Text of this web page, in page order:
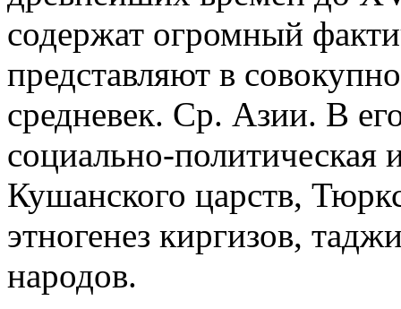
содержат огромный
представляют в
средневек. Ср. Азии. В
социально-политическая
Кушанского царств,
этногенез киргизов,
народов.